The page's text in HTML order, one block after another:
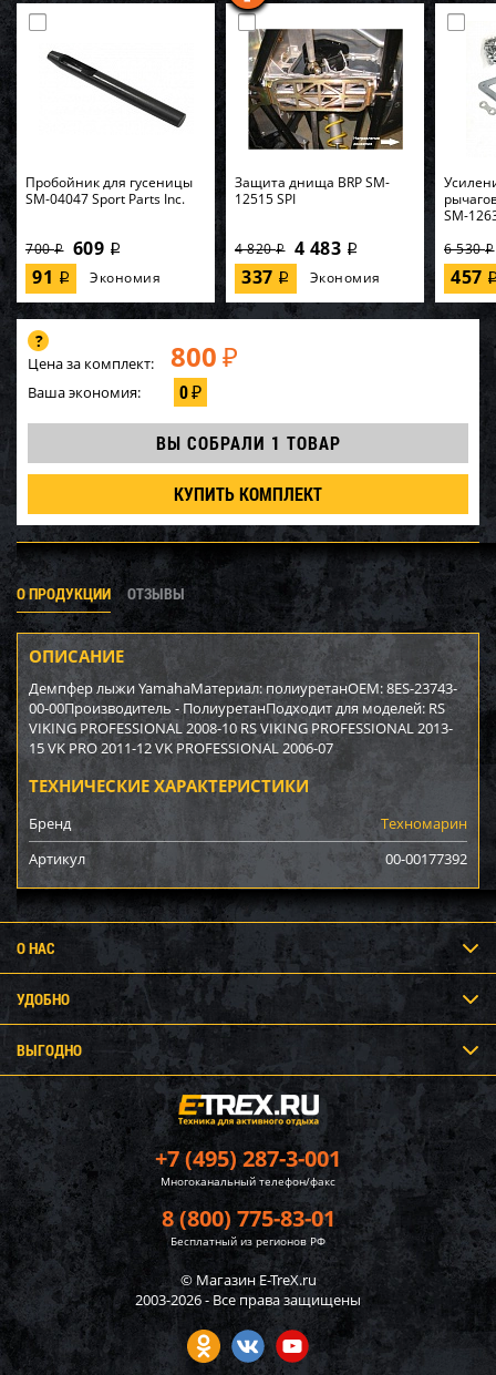
Пробойник для гусеницы
SM-04047 Sport Parts Inc.
700i 609 i
91 i Экономия
Защита днища BRP SM-
12515 SPI
4 820i 4 483 i
337 i Экономия
SM-
6 530i
457
Цена за комплект: 800 ₽
Ваша экономия: 0₽
ВЫ СОБРАЛИ 1 ТОВАР
КУПИТЬ КОМПЛЕКТ
О ПРОДУКЦИИ ОТЗЫВЫ
ОПИСАНИЕ
Демпфер лыжи YamahaМатериал: полиуретанOEM: 8ES-23743-
00-00Производитель - ПолиуретанПодходит для моделей: RS
VIKING PROFESSIONAL 2008-10 RS VIKING PROFESSIONAL 2013-
15 VK PRO 2011-12 VK PROFESSIONAL 2006-07
ТЕХНИЧЕСКИЕ ХАРАКТЕРИСТИКИ
Бренд
Техномарин
Артикул
00-00177392
+7 (495) 287-3-001
Многоканальный телефон/факс
8 (800) 775-83-01
Бесплатный из регионов РФ
© Магазин E-TreX.ru
2003-2026 - Все права защищены
О НАС
УДОБНО
ВЫГОДНО